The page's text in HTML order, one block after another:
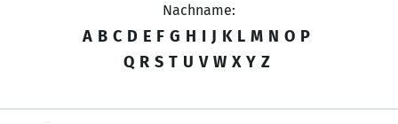
Nachname:
A B C D E F G H I J K L M N O P
Q R S T U V W X Y Z